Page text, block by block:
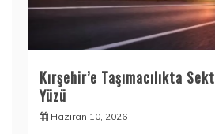
Kırşehir’e Taşımacılıkta
Yüzü
Haziran 10, 2026